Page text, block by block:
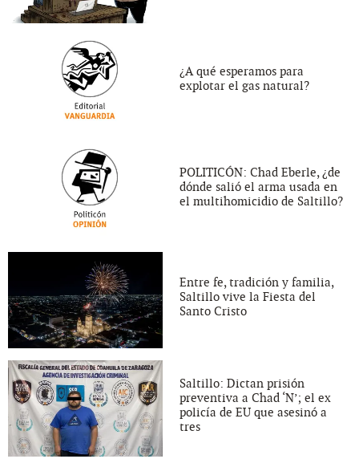
¿A qué esperamos para
explotar el gas natural?
POLITICÓN: Chad Eberle, ¿de
dónde salió el arma usada en
el multihomicidio de Saltillo?
Entre fe, tradición y familia,
Saltillo vive la Fiesta del
Santo Cristo
Saltillo: Dictan prisión
preventiva a Chad ‘N’; el ex
policía de EU que asesinó a
tres